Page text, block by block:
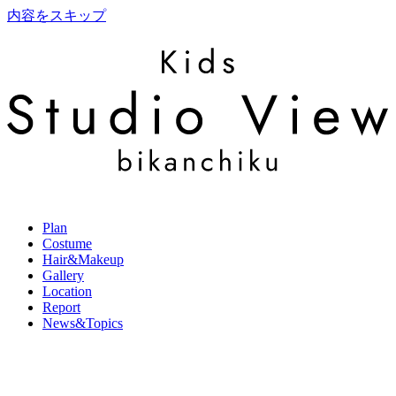
内容をスキップ
Plan
Costume
Hair&Makeup
Gallery
Location
Report
News&Topics